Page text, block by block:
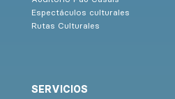
Espectáculos culturales
Rutas Culturales
SERVICIOS